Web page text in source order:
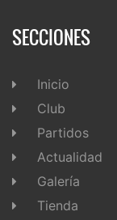
SECCIONES
Inicio
Club
Partidos
Actualidad
Galería
Tienda